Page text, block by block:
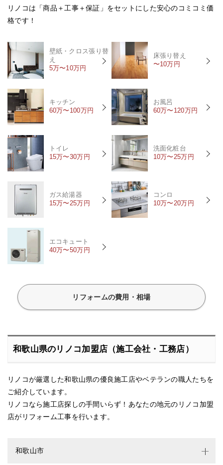
リノコは「商品＋工事＋保証」をセットにした安心のコミコミ価
格です！
壁紙・クロス張り替
え
5万〜10万円
床張り替え
〜10万円
キッチン
60万〜100万円
お風呂
60万〜120万円
トイレ
15万〜30万円
洗面化粧台
10万〜25万円
ガス給湯器
15万〜25万円
コンロ
10万〜20万円
エコキュート
40万〜50万円
リフォームの費用・相場
和歌山県のリノコ加盟店（施工会社・工務店）
リノコが厳選した和歌山県の優良施工店やベテランの職人たちを
ご紹介しています。
リノコなら施工店探しの手間いらず！あなたの地元のリノコ加盟
店がリフォーム工事を行います。
和歌山市